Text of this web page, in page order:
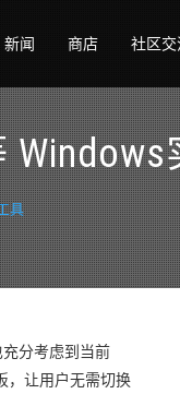
新闻 商店 社区
具
分考虑到当前
，让用户无需切换